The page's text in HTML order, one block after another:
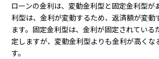
ローンの金利は、変動金利型と固定金利型が
利型は、金利が変動するため、返済額が変動
ます。固定金利型は、金利が固定されている
定しますが、変動金利型よりも金利が高くな
す。